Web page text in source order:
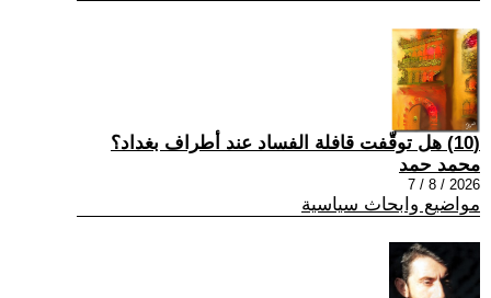
(10) هل توقّفت قافلة الفساد عند أطراف بغداد؟
محمد حمد
2026 / 8 / 7
مواضيع وابحاث سياسية